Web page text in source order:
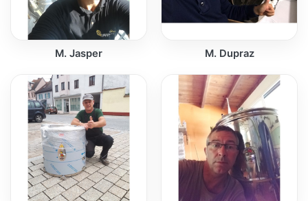
M. Jasper M. Dupraz